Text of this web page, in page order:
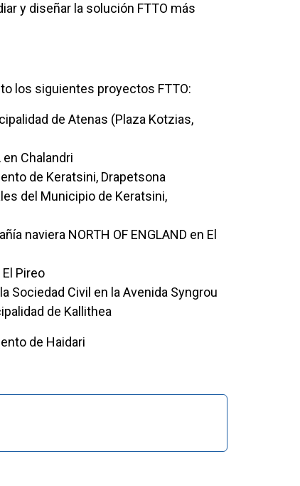
y diseñar la solución FTTO más
los siguientes proyectos FTTO:
de Atenas (Plaza Kotzias,
Chalandri
de Keratsini, Drapetsona
del Municipio de Keratsini,
naviera NORTH OF ENGLAND en El
Pireo
Sociedad Civil en la Avenida Syngrou
de Kallithea
de Haidari